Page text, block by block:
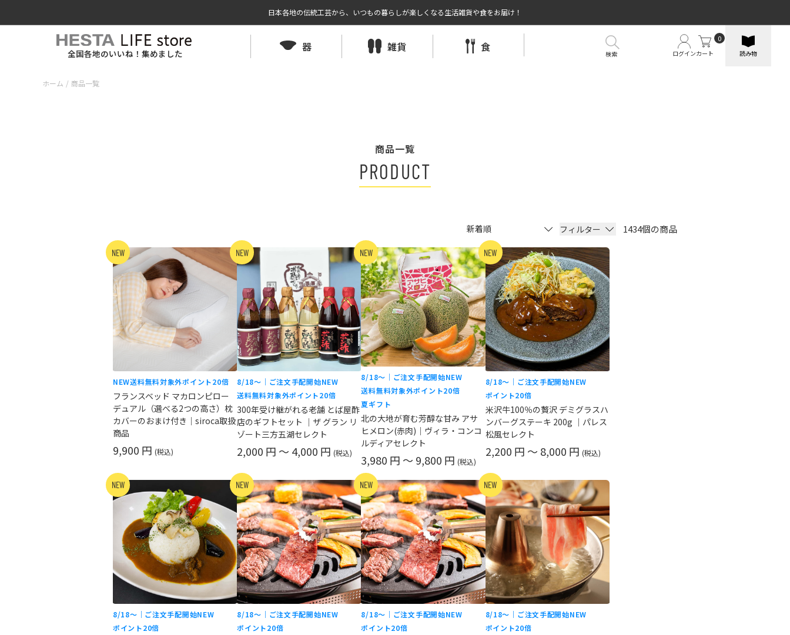
日本各地の伝統工芸から、いつもの暮らしが楽しくなる生活雑貨や食をお届け！
全国各地のいいね！集めました 器 雑貨 食 ログインカート
0
読み物
検索
ホーム / 商品一覧
商品一覧
PRODUCT
フィルター 1434個の商品
NEW送料無料対象外ポイント20倍
NEW
フランスベッド マカロンピロー
デュアル（選べる2つの高さ）枕
カバーのおまけ付き｜siroca取扱
商品
9,900 円 (税込)
8/18〜｜ご注文手配開始NEW
送料無料対象外ポイント20倍
NEW
300年受け継がれる老舗 とば屋酢
店のギフトセット ｜ザ グラン リ
ゾート三方五湖セレクト
2,000 円 ～ 4,000 円 (税込)
8/18〜｜ご注文手配開始NEW
送料無料対象外ポイント20倍
夏ギフト
NEW
北の大地が育む芳醇な甘み アサ
ヒメロン(赤肉)｜ヴィラ・コンコ
ルディアセレクト
3,980 円 ～ 9,800 円 (税込)
8/18〜｜ご注文手配開始NEW
ポイント20倍
NEW
米沢牛100％の贅沢 デミグラスハ
ンバーグステーキ 200g ｜パレス
松風セレクト
2,200 円 ～ 8,000 円 (税込)
8/18〜｜ご注文手配開始NEW
ポイント20倍
NEW
8/18〜｜ご注文手配開始NEW
ポイント20倍
NEW
8/18〜｜ご注文手配開始NEW
ポイント20倍
NEW
8/18〜｜ご注文手配開始NEW
ポイント20倍
NEW